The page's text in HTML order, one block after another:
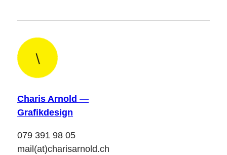
|
Charis Arnold —
Grafikdesign
079 391 98 05
mail(at)charisarnold.ch